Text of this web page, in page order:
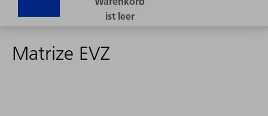
Matrize EVZ